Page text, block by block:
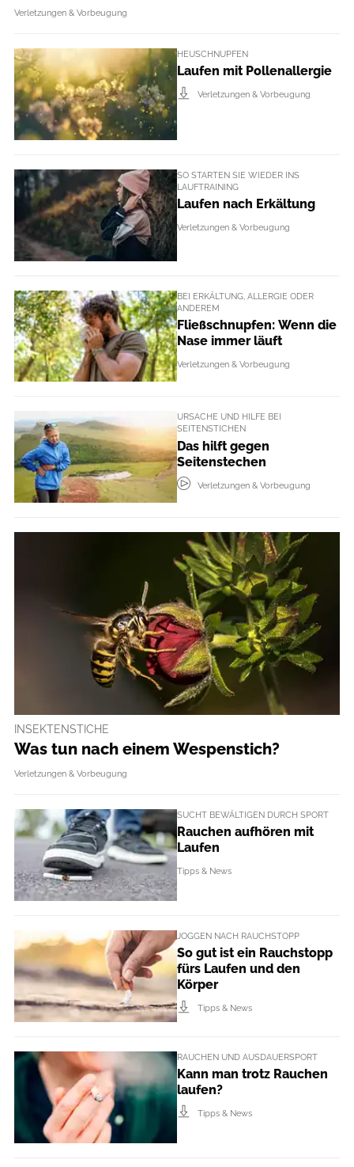
Verletzungen & Vorbeugung
HEUSCHNUPFEN
Laufen mit Pollenallergie
Verletzungen & Vorbeugung
SO STARTEN SIE WIEDER INS
LAUFTRAINING
Laufen nach Erkältung
Verletzungen & Vorbeugung
BEI ERKÄLTUNG, ALLERGIE ODER
ANDEREM
Fließschnupfen: Wenn die
Nase immer läuft
Verletzungen & Vorbeugung
URSACHE UND HILFE BEI
SEITENSTICHEN
Das hilft gegen
Seitenstechen
Verletzungen & Vorbeugung
INSEKTENSTICHE
Was tun nach einem Wespenstich?
Verletzungen & Vorbeugung
SUCHT BEWÄLTIGEN DURCH SPORT
Rauchen aufhören mit
Laufen
Tipps & News
JOGGEN NACH RAUCHSTOPP
So gut ist ein Rauchstopp
fürs Laufen und den
Körper
Tipps & News
RAUCHEN UND AUSDAUERSPORT
Kann man trotz Rauchen
laufen?
Tipps & News